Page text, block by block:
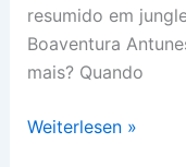
resumido em
Boaventura
mais? Quando
Almas
Weiterlesen »